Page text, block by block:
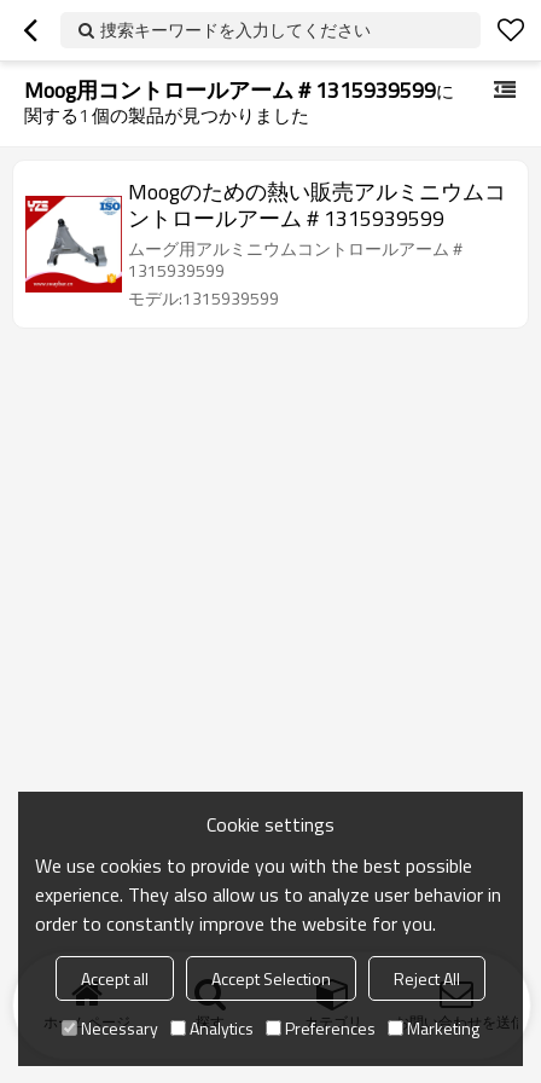
捜索キーワードを入力してください
Moog用コントロールアーム＃1315939599に
関する1 個の製品が見つかりました
Moogのための熱い販売アルミニウムコ
ントロールアーム＃1315939599
ムーグ用アルミニウムコントロールアーム＃
1315939599
モデル:1315939599
ホームページ 探す カテゴリ お問い合わせを送信
Cookie settings
We use cookies to provide you with the best possible
experience. They also allow us to analyze user behavior in
order to constantly improve the website for you.
Accept all Accept Selection
Reject All
Necessary
Analytics Preferences Marketing